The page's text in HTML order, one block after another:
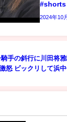
#shorts
2024年10
騎手の斜行に川田将
怒 ビックリして浜